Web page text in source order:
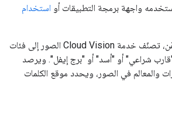
واجهة برمجة التطبيقات أو استخدام
باستخدام النموذج المضمّن، تصنّف خدمة Cloud Vision الصور إلى فئات
شراعي" أو "أسد" أو "برج إيفل". ويرصد
والمعالم في الصور، ويحدد موقع الكلمات